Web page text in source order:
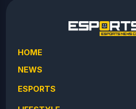
HOME
NEWS
ESPORTS